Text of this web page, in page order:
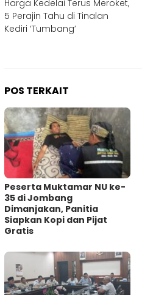
pos
Harga Kedelai Terus Meroket,
5 Perajin Tahu di Tinalan
Kediri ‘Tumbang’
POS TERKAIT
Peserta Muktamar NU ke-
35 di Jombang
Dimanjakan, Panitia
Siapkan Kopi dan Pijat
Gratis